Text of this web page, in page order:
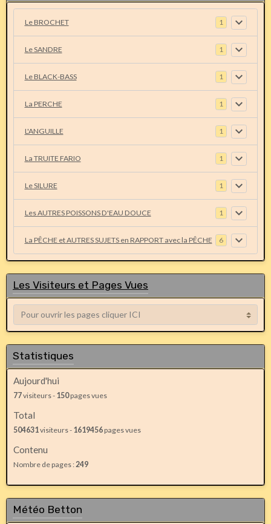
Le BROCHET 1
Le SANDRE 1
Le BLACK-BASS 1
La PERCHE 1
L'ANGUILLE 1
La TRUITE FARIO 1
Le SILURE 1
Les AUTRES POISSONS D'EAU DOUCE 1
La PÊCHE et AUTRES SUJETS en RAPPORT avec la PÊCHE 6
Les Visiteurs et Pages Vues
Statistiques
Aujourd'hui
77visiteurs - 150pages vues
Total
504631visiteurs - 1619456pages vues
Contenu
Nombre de pages : 249
Météo Betton